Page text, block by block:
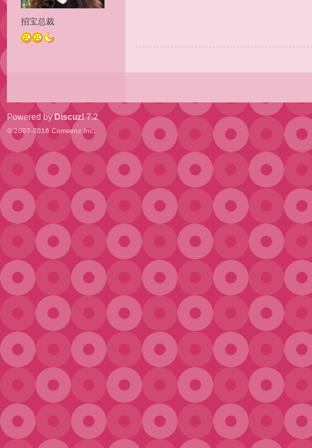
招宝总裁
Powered byDiscuz! 7.2
© 2007-2016 Comsenz Inc.